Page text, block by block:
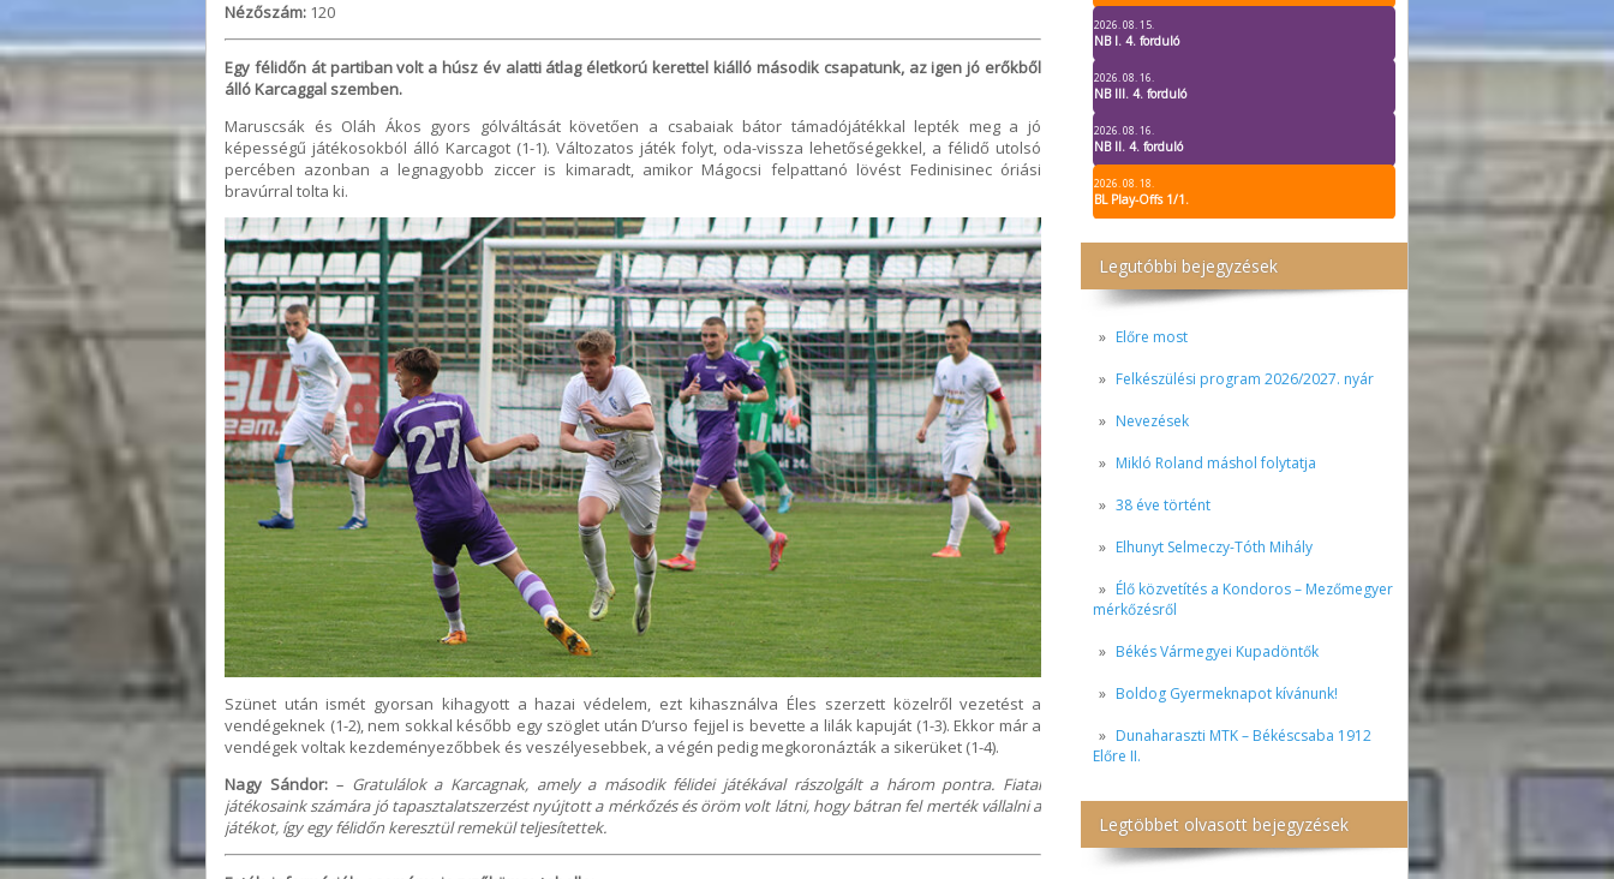
2026. 08. 15.
NB I. 4. forduló
2026. 08. 16.
NB III. 4. forduló
2026. 08. 16.
NB II. 4. forduló
2026. 08. 18.
BL Play-Offs 1/1.
Legutóbbi bejegyzések
Előre most
Felkészülési program 2026/2027. nyár
Nevezések
Mikló Roland máshol folytatja
38 éve történt
Elhunyt Selmeczy-Tóth Mihály
Élő közvetítés a Kondoros – Mezőmegyer
mérkőzésről
Békés Vármegyei Kupadöntők
Boldog Gyermeknapot kívánunk!
Dunaharaszti MTK – Békéscsaba 1912
Előre II.
Legtöbbet olvasott bejegyzések
Nézőszám: 120
Egy félidőn át partiban volt a húsz év alatti átlag életkorú kerettel kiálló második csapatunk, az igen jó erőkből
álló Karcaggal szemben.
Maruscsák és Oláh Ákos gyors gólváltását követően a csabaiak bátor támadójátékkal lepték meg a jó
képességű játékosokból álló Karcagot (1-1). Változatos játék folyt, oda-vissza lehetőségekkel, a félidő utolsó
percében azonban a legnagyobb ziccer is kimaradt, amikor Mágocsi felpattanó lövést Fedinisinec óriási
bravúrral tolta ki.
Szünet után ismét gyorsan kihagyott a hazai védelem, ezt kihasználva Éles szerzett közelről vezetést a
vendégeknek (1-2), nem sokkal később egy szöglet után D’urso fejjel is bevette a lilák kapuját (1-3). Ekkor már a
vendégek voltak kezdeményezőbbek és veszélyesebbek, a végén pedig megkoronázták a sikerüket (1-4).
Nagy Sándor: – Gratulálok a Karcagnak, amely a második félidei játékával rászolgált a három pontra. Fiatal
játékosaink számára jó tapasztalatszerzést nyújtott a mérkőzés és öröm volt látni, hogy bátran fel merték vállalni a
játékot, így egy félidőn keresztül remekül teljesítettek.